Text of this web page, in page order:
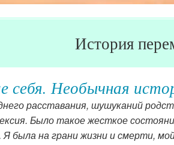
История
покинули мой
справляться с упадками
в трудные времена